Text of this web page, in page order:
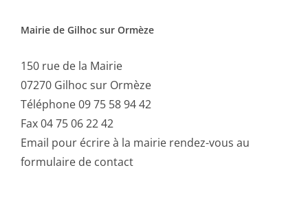
Mairie de Gilhoc sur Ormèze
150 rue de la Mairie
07270 Gilhoc sur Ormèze
Téléphone 09 75 58 94 42
Fax 04 75 06 22 42
Email pour écrire à la mairie rendez-vous au
formulaire de contact